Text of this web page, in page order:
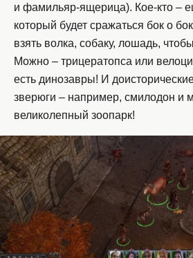
и фамильяр-ящерица). Кое-кто –
который будет сражаться бок о
взять волка, собаку, лошадь,
Можно – трицератопса или
есть динозавры! И
зверюги – например, смилодон и
великолепный зоопарк!